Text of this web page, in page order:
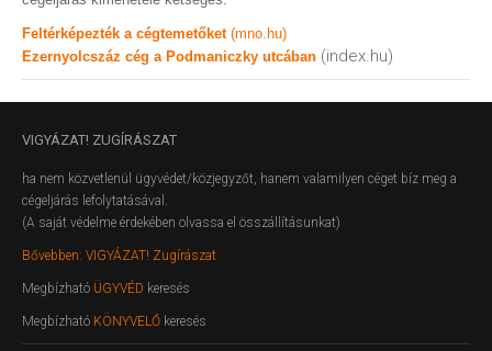
Feltérképezték a cégtemetőket (mno.hu)
Ezernyolcszáz cég a Podmaniczky utcában (index.hu)
VIGYÁZAT! ZUGÍRÁSZAT
ha nem közvetlenül ügyvédet/közjegyzőt, hanem valamilyen céget bíz meg a
cégeljárás lefolytatásával.
(A saját védelme érdekében olvassa el összállításunkat)
Bővebben: VIGYÁZAT! Zugírászat
Megbízható ÜGYVÉD keresés
Megbízható KÖNYVELŐ keresés